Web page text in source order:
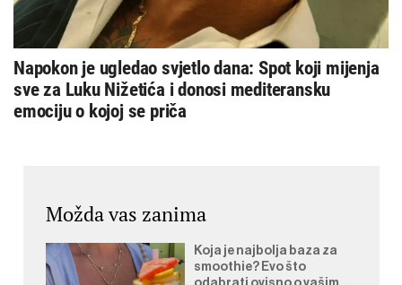
Napokon je ugledao svjetlo dana: Spot koji mijenja
sve za Luku Nižetića i donosi mediteransku
emociju o kojoj se priča
Možda vas zanima
Koja je najbolja baza za
smoothie? Evo što